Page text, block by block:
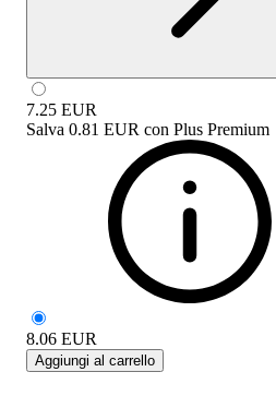
7.25 EUR
Salva 0.81 EUR con Plus Premium
8.06 EUR
Aggiungi al carrello